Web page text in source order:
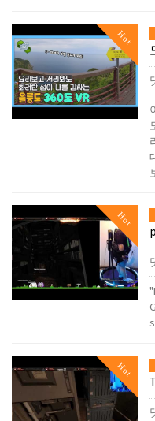
Hot
Hot
Hot